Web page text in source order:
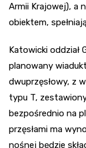
Armii Krajowej), a
obiektem,
Katowicki oddział
planowany
dwuprzęsłowy, z
typu T,
bezpośrednio na
przęsłami ma
nośnej będzie